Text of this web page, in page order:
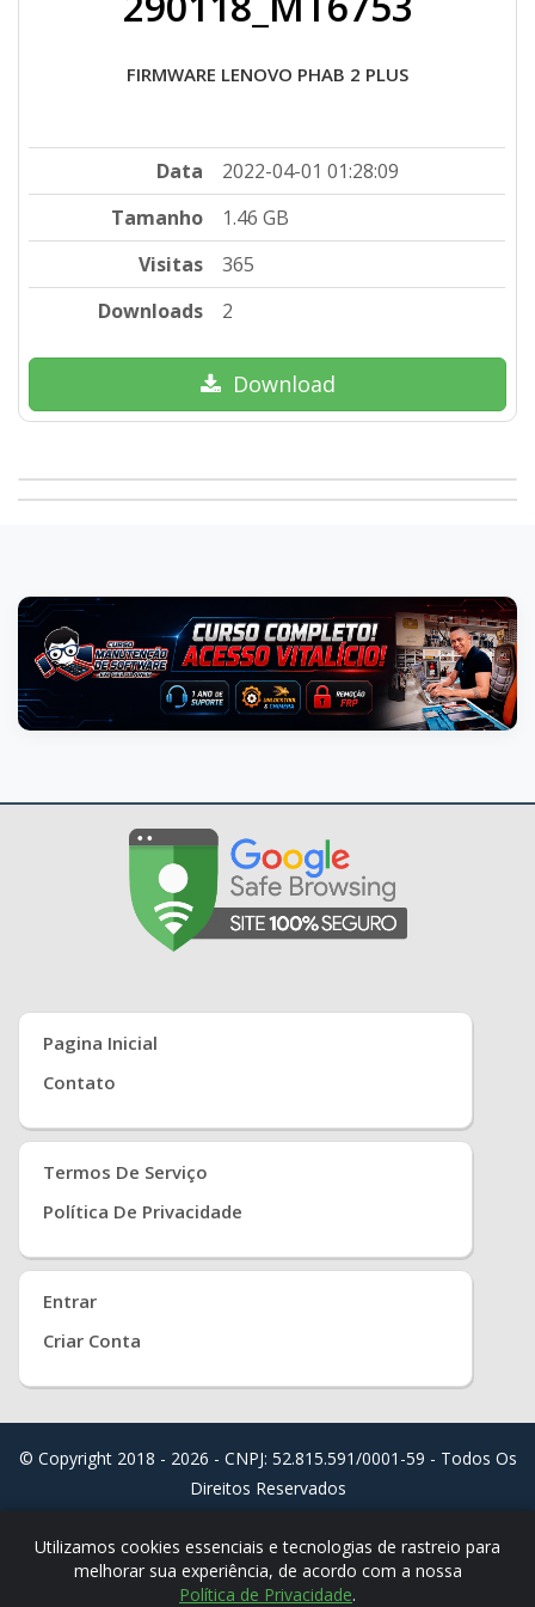
FIRMWARE LENOVO PHAB 2 PLUS
Data
2022-04-01 01:28:09
Tamanho
1.46 GB
Visitas
365
Downloads
2
Download
Pagina Inicial
Contato
Termos De Serviço
Política De Privacidade
Entrar
Criar Conta
© Copyright 2018 - 2026 - CNPJ: 52.815.591/0001-59 - Todos Os
Direitos Reservados
Utilizamos cookies essenciais e tecnologias de rastreio para
melhorar sua experiência, de acordo com a nossa
Política de Privacidade.